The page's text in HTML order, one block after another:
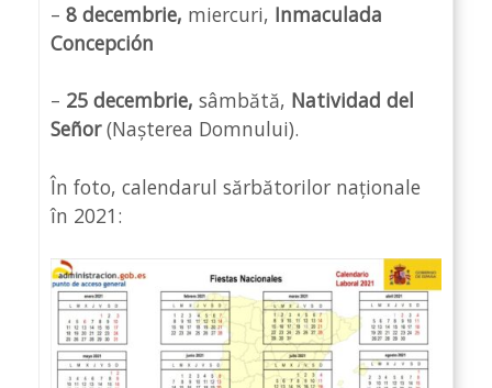
– 8 decembrie, miercuri, Inmaculada
Concepción
– 25 decembrie, sâmbătă, Natividad del
Señor(Nașterea Domnului).
În foto, calendarul sărbătorilor naționale
în 2021: